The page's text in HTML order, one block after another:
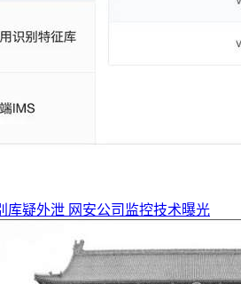
库疑外泄 网安公司监控技术曝光